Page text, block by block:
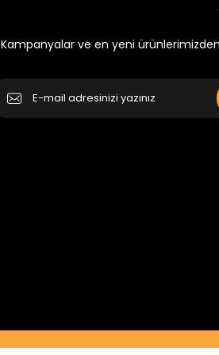
Kampanyalar ve en yeni